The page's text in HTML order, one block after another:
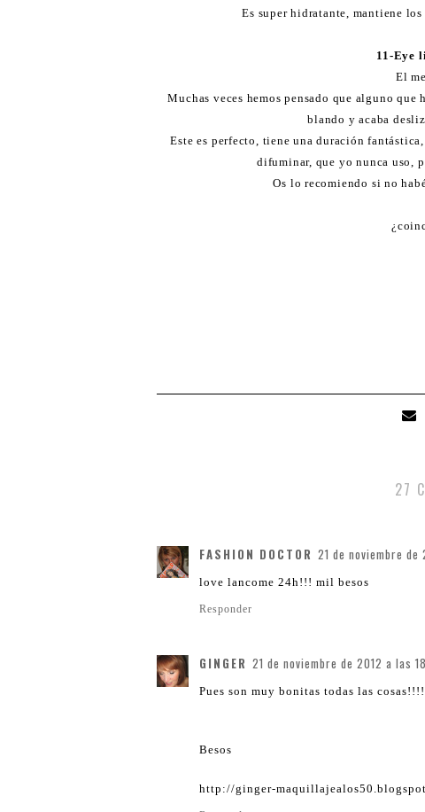
Es super hidratante, mantiene
11-Eye
El
Muchas veces hemos pensado que alguno que
blando y acaba
Este es perfecto, tiene una duración
difuminar, que yo nunca uso,
Os lo recomiendo si no
27
FASHION DOCTOR 21 de noviembre de
love lancome 24h!!! mil besos
Responder
GINGER 21 de noviembre de 2012 a las
Pues son muy bonitas todas las cosas!!!!
Besos
http://ginger-